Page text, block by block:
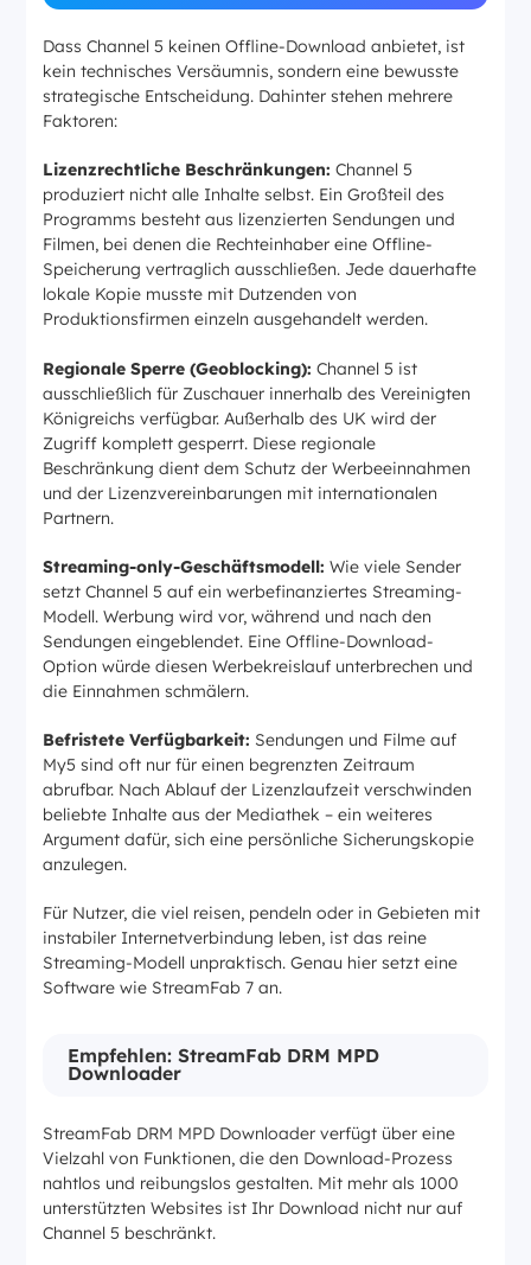
Dass Channel 5 keinen Offline-Download anbietet, ist
kein technisches Versäumnis, sondern eine bewusste
strategische Entscheidung. Dahinter stehen mehrere
Faktoren:
Lizenzrechtliche Beschränkungen: Channel 5
produziert nicht alle Inhalte selbst. Ein Großteil des
Programms besteht aus lizenzierten Sendungen und
Filmen, bei denen die Rechteinhaber eine Offline-
Speicherung vertraglich ausschließen. Jede dauerhafte
lokale Kopie musste mit Dutzenden von
Produktionsfirmen einzeln ausgehandelt werden.
Regionale Sperre (Geoblocking): Channel 5 ist
ausschließlich für Zuschauer innerhalb des Vereinigten
Königreichs verfügbar. Außerhalb des UK wird der
Zugriff komplett gesperrt. Diese regionale
Beschränkung dient dem Schutz der Werbeeinnahmen
und der Lizenzvereinbarungen mit internationalen
Partnern.
Streaming-only-Geschäftsmodell: Wie viele Sender
setzt Channel 5 auf ein werbefinanziertes Streaming-
Modell. Werbung wird vor, während und nach den
Sendungen eingeblendet. Eine Offline-Download-
Option würde diesen Werbekreislauf unterbrechen und
die Einnahmen schmälern.
Befristete Verfügbarkeit: Sendungen und Filme auf
My5 sind oft nur für einen begrenzten Zeitraum
abrufbar. Nach Ablauf der Lizenzlaufzeit verschwinden
beliebte Inhalte aus der Mediathek – ein weiteres
Argument dafür, sich eine persönliche Sicherungskopie
anzulegen.
Für Nutzer, die viel reisen, pendeln oder in Gebieten mit
instabiler Internetverbindung leben, ist das reine
Streaming-Modell unpraktisch. Genau hier setzt eine
Software wie StreamFab 7 an.
Empfehlen: StreamFab DRM MPD
Downloader
StreamFab DRM MPD Downloader verfügt über eine
Vielzahl von Funktionen, die den Download-Prozess
nahtlos und reibungslos gestalten. Mit mehr als 1000
unterstützten Websites ist Ihr Download nicht nur auf
Channel 5 beschränkt.